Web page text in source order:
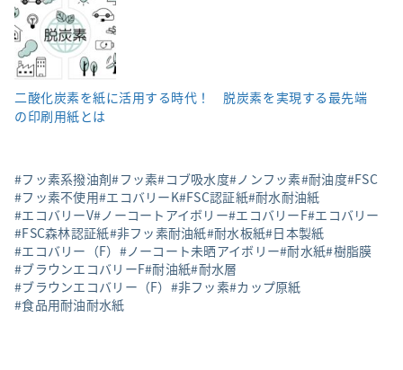
二酸化炭素を紙に活用する時代！ 脱炭素を実現する最先端
の印刷用紙とは
フッ素系撥油剤 フッ素 コブ吸水度 ノンフッ素 耐油度 FSC
フッ素不使用 エコバリーK FSC認証紙 耐水耐油紙
エコバリーV ノーコートアイボリー エコバリーF エコバリー
FSC森林認証紙 非フッ素耐油紙 耐水板紙 日本製紙
エコバリー（F）
ノーコート未晒アイボリー 耐水紙 樹脂膜
ブラウンエコバリーF 耐油紙 耐水層
ブラウンエコバリー（F）
非フッ素 カップ原紙
食品用耐油耐水紙